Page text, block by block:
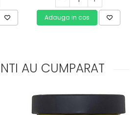
Adauga in cos
AU CUMPARAT